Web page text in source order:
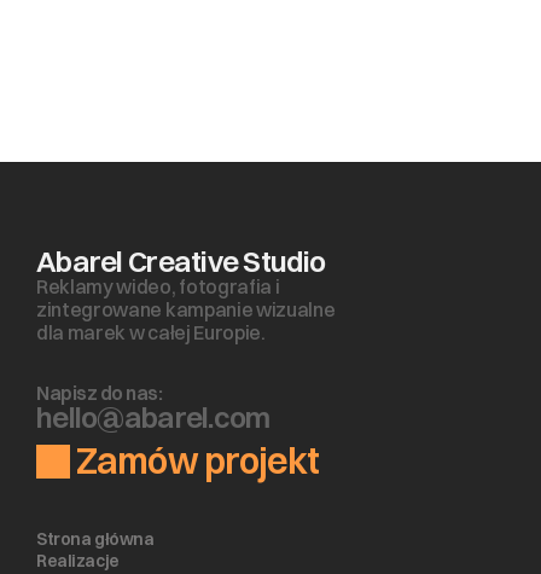
Abarel Creative Studio
Reklamy wideo, fotografia i
zintegrowane kampanie wizualne
dla marek w całej Europie.
Napisz do nas:
hello@abarel.com
Zamów projekt
Strona główna
Realizacje